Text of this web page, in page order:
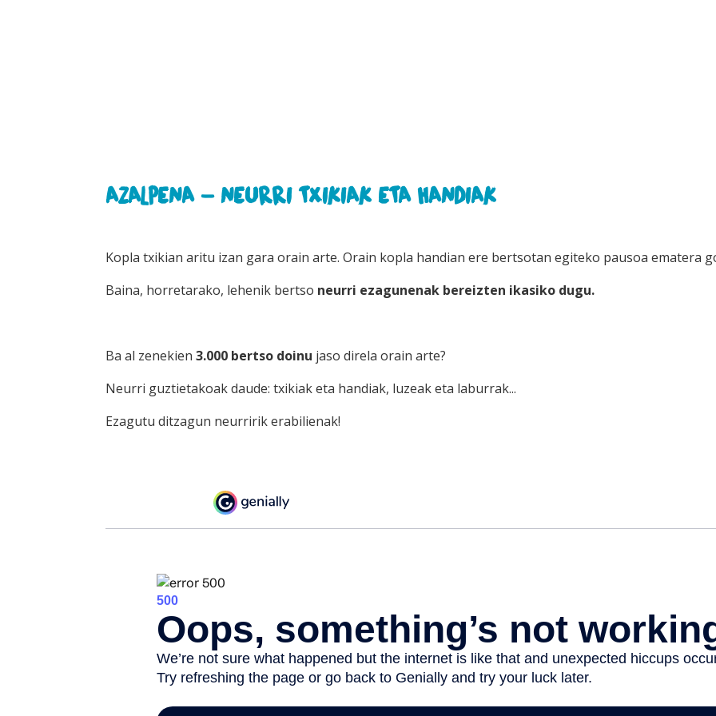
AZALPENA - NEURRI TXIKIAK ETA HANDIAK
Kopla txikian aritu izan gara orain arte. Orain kopla handian ere bertsotan egiteko pausoa ematera
Baina, horretarako, lehenik bertso neurri ezagunenak bereizten ikasiko dugu.
Ba al zenekien 3.000 bertso doinu jaso direla orain arte?
Neurri guztietakoak daude: txikiak eta handiak, luzeak eta laburrak...
Ezagutu ditzagun neurririk erabilienak!